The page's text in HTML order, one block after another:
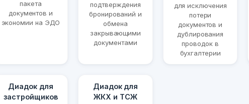
пакета
документов и
экономии на ЭДО
подтверждения
бронирований и
обмена
закрывающими
документами
для исключения
потери
документов и
дублирования
проводок в
бухгалтерии
Диадок для
застройщиков
Диадок для
ЖКХ и ТСЖ